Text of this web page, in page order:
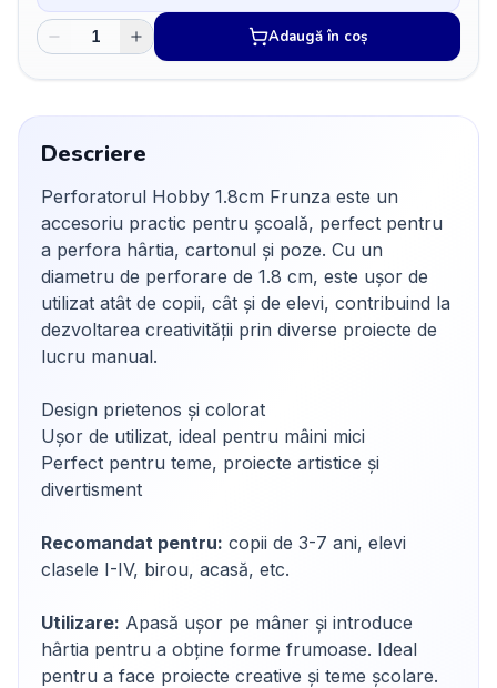
Adaugă în coș
Descriere
Perforatorul Hobby 1.8cm Frunza este un
accesoriu practic pentru școală, perfect pentru
a perfora hârtia, cartonul și poze. Cu un
diametru de perforare de 1.8 cm, este ușor de
utilizat atât de copii, cât și de elevi, contribuind la
dezvoltarea creativității prin diverse proiecte de
lucru manual.
Design prietenos și colorat
Ușor de utilizat, ideal pentru mâini mici
Perfect pentru teme, proiecte artistice și
divertisment
Recomandat pentru: copii de 3-7 ani, elevi
clasele I-IV, birou, acasă, etc.
Utilizare: Apasă ușor pe mâner și introduce
hârtia pentru a obține forme frumoase. Ideal
pentru a face proiecte creative și teme școlare.